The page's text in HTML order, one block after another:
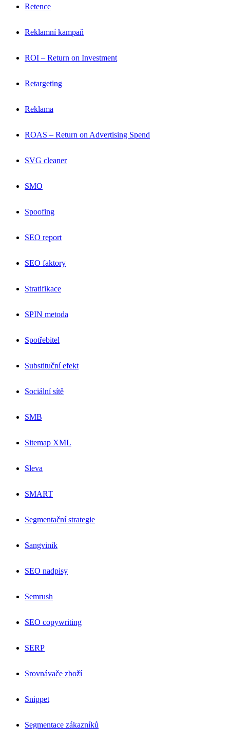
Retence
Reklamní kampaň
ROI – Return on Investment
Retargeting
Reklama
ROAS – Return on Advertising Spend
SVG cleaner
SMO
Spoofing
SEO report
SEO faktory
Stratifikace
SPIN metoda
Spotřebitel
Substituční efekt
Sociální sítě
SMB
Sitemap XML
Sleva
SMART
Segmentační strategie
Sangvinik
SEO nadpisy
Semrush
SEO copywriting
SERP
Srovnávače zboží
Snippet
Segmentace zákazníků